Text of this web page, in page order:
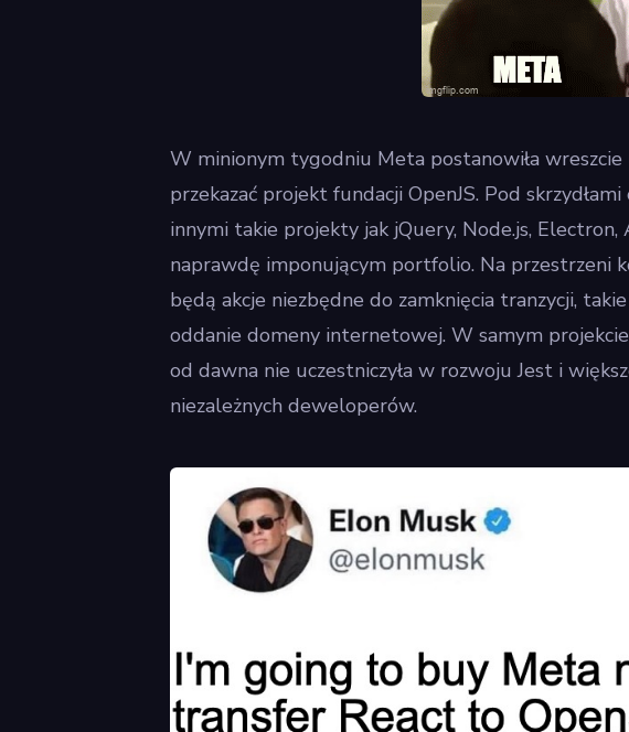
W minionym tygodniu Meta postanowiła
przekazać projekt fundacji OpenJS. Pod
innymi takie projekty jak jQuery, Node.js,
naprawdę imponującym portfolio. Na przestrzeni
będą akcje niezbędne do zamknięcia tranzycji,
oddanie domeny internetowej. W samym
od dawna nie uczestniczyła w rozwoju Jest i
niezależnych deweloperów.